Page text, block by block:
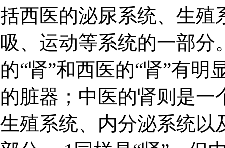
括西医的泌尿系统、生殖
吸、运动等系统的一部分
的“肾”和西医的“肾”有
的脏器；中医的肾则是
生殖系统、内分泌系统以